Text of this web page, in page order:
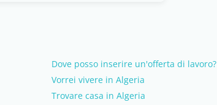
Dove posso inserire un'offerta di lavoro?
Vorrei vivere in Algeria
Trovare casa in Algeria